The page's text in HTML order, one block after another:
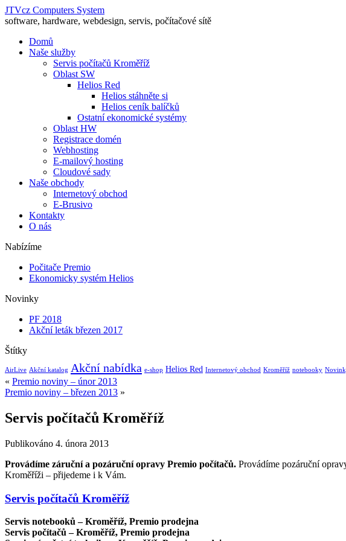
JTVcz Computers System
software, hardware, webdesign, servis, počítačové sítě
Domů
Naše služby
Servis počítačů Kroměříž
Oblast SW
Helios Red
Helios stáhněte si
Helios ceník balíčků
Ostatní ekonomické systémy
Oblast HW
Registrace domén
Webhosting
E-mailový hosting
Cloudové sady
Naše obchody
Internetový obchod
E-Brusivo
Kontakty
O nás
Nabízíme
Počitače Premio
Ekonomicky systém Helios
Novinky
PF 2018
Akční leták březen 2017
Štítky
AirLive Akční katalog Akční nabídka e-shop Helios Red Internetový obchod Kroměříž notebooky
« Premio noviny – únor 2013
Premio noviny – březen 2013 »
Servis počítačů Kroměříž
Publikováno 4. února 2013
Provádíme záruční a pozáruční opravy Premio počítačů. Provádíme pozáruční
Kroměříži – přijedeme i k Vám.
Servis počítačů Kroměříž
Servis notebooků – Kroměříž, Premio prodejna
Servis počítačů – Kroměříž, Premio prodejna